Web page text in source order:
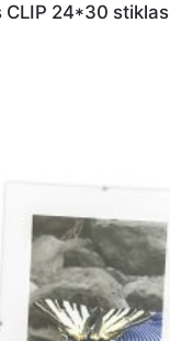
CLIP 24*30 stiklas